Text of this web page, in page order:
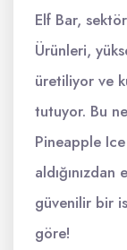
Elf Bar,
Ürünleri,
üretiliyor ve
tutuyor. Bu
Pineapple
güvenilir bir
göre!